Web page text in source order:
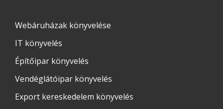
Webáruházak könyvelése
IT könyvelés
Építőipar könyvelés
Vendéglátóipar könyvelés
Export kereskedelem könyvelés